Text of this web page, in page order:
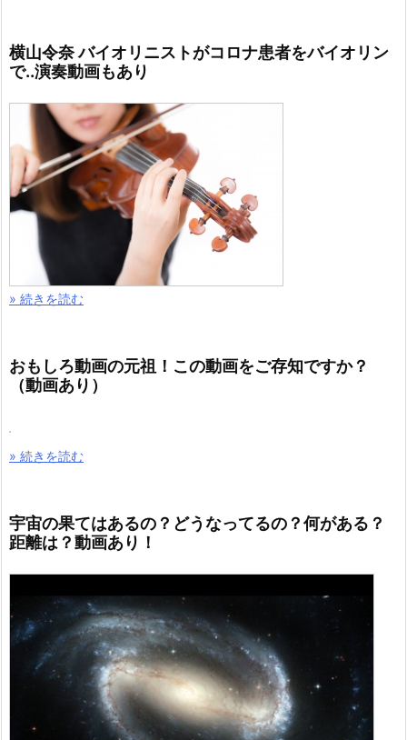
横山令奈 バイオリニストがコロナ患者をバイオリン
で..演奏動画もあり
» 続きを読む
おもしろ動画の元祖！この動画をご存知ですか？
（動画あり）
» 続きを読む
宇宙の果てはあるの？どうなってるの？何がある？
距離は？動画あり！